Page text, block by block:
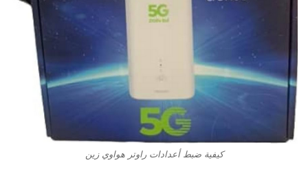
كيفية ضبط أعدادات راوتر هواوي زين